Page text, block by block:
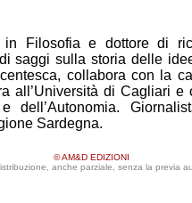
Filosofia e dottore di
saggi sulla storia delle
collabora con la
all’Università di Cagliari e
dell’Autonomia.
Sardegna.
© AM&D EDIZIONI
anche parziale, senza la previa